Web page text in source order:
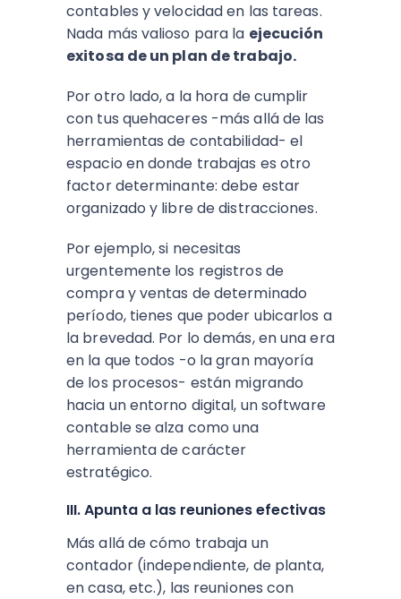
contables y velocidad en las tareas.
Nada más valioso para la ejecución
exitosa de un plan de trabajo.
Por otro lado, a la hora de cumplir
con tus quehaceres -más allá de las
herramientas de contabilidad- el
espacio en donde trabajas es otro
factor determinante: debe estar
organizado y libre de distracciones.
Por ejemplo, si necesitas
urgentemente los registros de
compra y ventas de determinado
período, tienes que poder ubicarlos a
la brevedad. Por lo demás, en una era
en la que todos -o la gran mayoría
de los procesos- están migrando
hacia un entorno digital, un software
contable se alza como una
herramienta de carácter
estratégico.
III. Apunta a las reuniones efectivas
Más allá de cómo trabaja un
contador (independiente, de planta,
en casa, etc.), las reuniones con